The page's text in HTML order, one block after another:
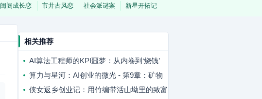
闺阁成长恋 市井古风恋 社会派谜案 新星开拓记
相关推荐
AI算法工程师的KPI噩梦：从内卷到‘烧钱’
算力与星河：AI创业的微光 - 第9章：矿物
质的低语
侠女返乡创业记：用竹编带活山坳里的致富